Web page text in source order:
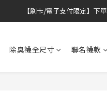
👔挺爸行動：全館襪款【
👔挺爸行動：全館襪款【
除臭襪全尺寸 聯名襪款